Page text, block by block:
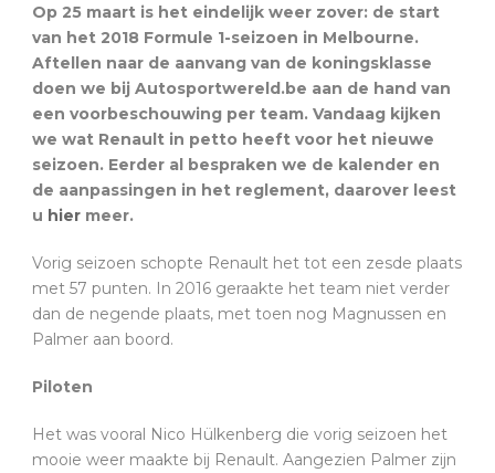
Op 25 maart is het eindelijk weer zover: de start
van het 2018 Formule 1-seizoen in Melbourne.
Aftellen naar de aanvang van de koningsklasse
doen we bij Autosportwereld.be aan de hand van
een voorbeschouwing per team. Vandaag kijken
we wat Renault in petto heeft voor het nieuwe
seizoen. Eerder al bespraken we de kalender en
de aanpassingen in het reglement, daarover leest
u hier meer.
Vorig seizoen schopte Renault het tot een zesde plaats
met 57 punten. In 2016 geraakte het team niet verder
dan de negende plaats, met toen nog Magnussen en
Palmer aan boord.
Piloten
Het was vooral Nico Hülkenberg die vorig seizoen het
mooie weer maakte bij Renault. Aangezien Palmer zijn